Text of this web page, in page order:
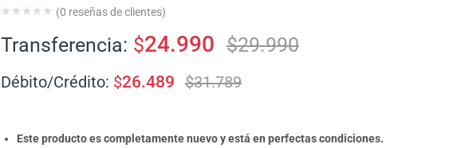
(0 reseñas de clientes)
Transferencia: $24.990 $29.990
Débito/Crédito: $26.489 $31.789
Este producto es completamente nuevo y está en perfectas condiciones.